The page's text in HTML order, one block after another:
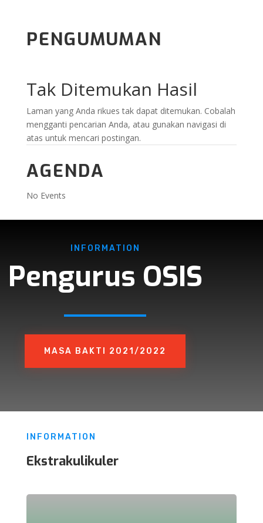
PENGUMUMAN
Tak Ditemukan Hasil
Laman yang Anda rikues tak dapat ditemukan. Cobalah
mengganti pencarian Anda, atau gunakan navigasi di
atas untuk mencari postingan.
AGENDA
No Events
INFORMATION
Pengurus OSIS
MASA BAKTI 2021/2022
INFORMATION
Ekstrakulikuler